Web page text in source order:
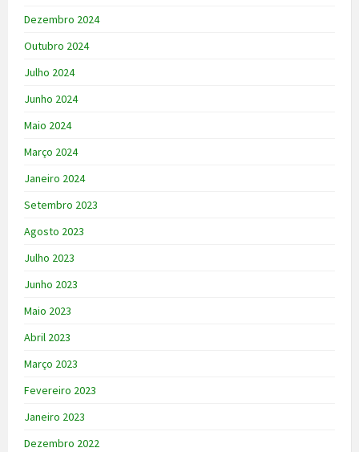
Dezembro 2024
Outubro 2024
Julho 2024
Junho 2024
Maio 2024
Março 2024
Janeiro 2024
Setembro 2023
Agosto 2023
Julho 2023
Junho 2023
Maio 2023
Abril 2023
Março 2023
Fevereiro 2023
Janeiro 2023
Dezembro 2022